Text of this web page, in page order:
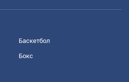
Баскетбол
Бокс